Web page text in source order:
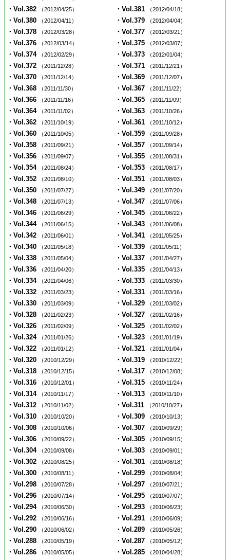
・Vol.382 （2012/04/25） ・Vol.381 （2012/04/18）
・Vol.380 （2012/04/11） ・Vol.379 （2012/04/04）
・Vol.378 （2012/03/28） ・Vol.377 （2012/03/21）
・Vol.376 （2012/03/14） ・Vol.375 （2012/03/07）
・Vol.374 （2012/02/29） ・Vol.373 （2012/01/04）
・Vol.372 （2011/12/28） ・Vol.371 （2011/12/21）
・Vol.370 （2011/12/14） ・Vol.369 （2011/12/07）
・Vol.368 （2011/11/30） ・Vol.367 （2011/11/22）
・Vol.366 （2011/11/16） ・Vol.365 （2011/11/09）
・Vol.364 （2011/11/02） ・Vol.363 （2011/10/26）
・Vol.362 （2011/10/19） ・Vol.361 （2011/10/12）
・Vol.360 （2011/10/05） ・Vol.359 （2011/09/28）
・Vol.358 （2011/09/21） ・Vol.357 （2011/09/14）
・Vol.356 （2011/09/07） ・Vol.355 （2011/08/31）
・Vol.354 （2011/08/24） ・Vol.353 （2011/08/17）
・Vol.352 （2011/08/10） ・Vol.351 （2011/08/03）
・Vol.350 （2011/07/27） ・Vol.349 （2011/07/20）
・Vol.348 （2011/07/13） ・Vol.347 （2011/07/06）
・Vol.346 （2011/06/29） ・Vol.345 （2011/06/22）
・Vol.344 （2011/06/15） ・Vol.343 （2011/06/08）
・Vol.342 （2011/06/01） ・Vol.341 （2011/05/25）
・Vol.340 （2011/05/18） ・Vol.339 （2011/05/11）
・Vol.338 （2011/05/04） ・Vol.337 （2011/04/27）
・Vol.336 （2011/04/20） ・Vol.335 （2011/04/13）
・Vol.334 （2011/04/06） ・Vol.333 （2011/03/30）
・Vol.332 （2011/03/23） ・Vol.331 （2011/03/16）
・Vol.330 （2011/03/09） ・Vol.329 （2011/03/02）
・Vol.328 （2011/02/23） ・Vol.327 （2011/02/16）
・Vol.326 （2011/02/09） ・Vol.325 （2011/02/02）
・Vol.324 （2011/01/26） ・Vol.323 （2011/01/19）
・Vol.322 （2011/01/12） ・Vol.321 （2011/01/04）
・Vol.320 （2010/12/29） ・Vol.319 （2010/12/22）
・Vol.318 （2010/12/15） ・Vol.317 （2010/12/08）
・Vol.316 （2010/12/01） ・Vol.315 （2010/11/24）
・Vol.314 （2010/11/17） ・Vol.313 （2010/11/10）
・Vol.312 （2010/11/02） ・Vol.311 （2010/10/27）
・Vol.310 （2010/10/20） ・Vol.309 （2010/10/13）
・Vol.308 （2010/10/06） ・Vol.307 （2010/09/29）
・Vol.306 （2010/09/22） ・Vol.305 （2010/09/15）
・Vol.304 （2010/09/08） ・Vol.303 （2010/09/01）
・Vol.302 （2010/08/25） ・Vol.301 （2010/08/18）
・Vol.300 （2010/08/11） ・Vol.299 （2010/08/04）
・Vol.298 （2010/07/28） ・Vol.297 （2010/07/21）
・Vol.296 （2010/07/14） ・Vol.295 （2010/07/07）
・Vol.294 （2010/06/30） ・Vol.293 （2010/06/23）
・Vol.292 （2010/06/16） ・Vol.291 （2010/06/09）
・Vol.290 （2010/06/02） ・Vol.289 （2010/05/26）
・Vol.288 （2010/05/19） ・Vol.287 （2010/05/12）
・Vol.286 （2010/05/05） ・Vol.285 （2010/04/28）